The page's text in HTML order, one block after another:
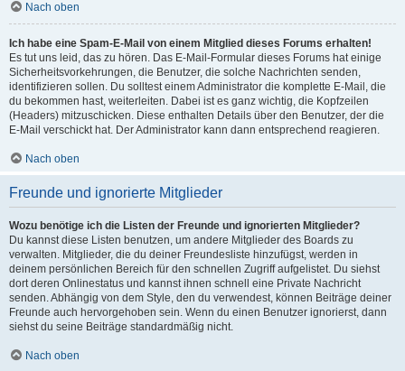
Nach oben
Ich habe eine Spam-E-Mail von einem Mitglied dieses Forums erhalten!
Es tut uns leid, das zu hören. Das E-Mail-Formular dieses Forums hat einige
Sicherheitsvorkehrungen, die Benutzer, die solche Nachrichten senden,
identifizieren sollen. Du solltest einem Administrator die komplette E-Mail, die
du bekommen hast, weiterleiten. Dabei ist es ganz wichtig, die Kopfzeilen
(Headers) mitzuschicken. Diese enthalten Details über den Benutzer, der die
E-Mail verschickt hat. Der Administrator kann dann entsprechend reagieren.
Nach oben
Freunde und ignorierte Mitglieder
Wozu benötige ich die Listen der Freunde und ignorierten Mitglieder?
Du kannst diese Listen benutzen, um andere Mitglieder des Boards zu
verwalten. Mitglieder, die du deiner Freundesliste hinzufügst, werden in
deinem persönlichen Bereich für den schnellen Zugriff aufgelistet. Du siehst
dort deren Onlinestatus und kannst ihnen schnell eine Private Nachricht
senden. Abhängig von dem Style, den du verwendest, können Beiträge deiner
Freunde auch hervorgehoben sein. Wenn du einen Benutzer ignorierst, dann
siehst du seine Beiträge standardmäßig nicht.
Nach oben